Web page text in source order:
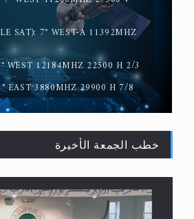
حقيقة المسيح الدجال
القرآن قاضٍ وحكمٌ على السنة ومهيمنٌ
SAT): 7° WEST-A 11392MHZ
WEST 12184MHZ 22500 H 2/3
EAST 3880MHZ 29900 H 7/8
خطب الجمعة الأخيرة